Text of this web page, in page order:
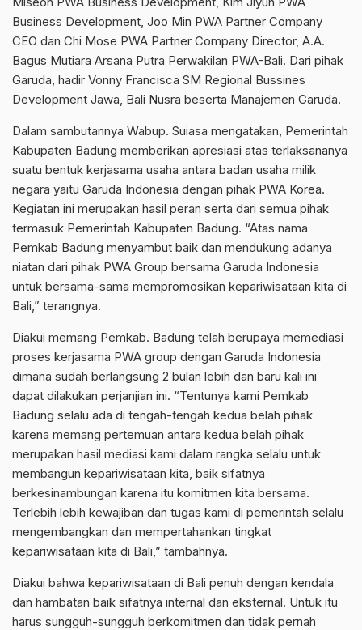
Business Development, Joo Min PWA Partner Company
CEO dan Chi Mose PWA Partner Company Director, A.A.
Bagus Mutiara Arsana Putra Perwakilan PWA-Bali. Dari pihak
Garuda, hadir Vonny Francisca SM Regional Bussines
Development Jawa, Bali Nusra beserta Manajemen Garuda.
Dalam sambutannya Wabup. Suiasa mengatakan, Pemerintah
Kabupaten Badung memberikan apresiasi atas terlaksananya
suatu bentuk kerjasama usaha antara badan usaha milik
negara yaitu Garuda Indonesia dengan pihak PWA Korea.
Kegiatan ini merupakan hasil peran serta dari semua pihak
termasuk Pemerintah Kabupaten Badung. “Atas nama
Pemkab Badung menyambut baik dan mendukung adanya
niatan dari pihak PWA Group bersama Garuda Indonesia
untuk bersama-sama mempromosikan kepariwisataan kita di
Bali,” terangnya.
Diakui memang Pemkab. Badung telah berupaya memediasi
proses kerjasama PWA group dengan Garuda Indonesia
dimana sudah berlangsung 2 bulan lebih dan baru kali ini
dapat dilakukan perjanjian ini. “Tentunya kami Pemkab
Badung selalu ada di tengah-tengah kedua belah pihak
karena memang pertemuan antara kedua belah pihak
merupakan hasil mediasi kami dalam rangka selalu untuk
membangun kepariwisataan kita, baik sifatnya
berkesinambungan karena itu komitmen kita bersama.
Terlebih lebih kewajiban dan tugas kami di pemerintah selalu
mengembangkan dan mempertahankan tingkat
kepariwisataan kita di Bali,” tambahnya.
Diakui bahwa kepariwisataan di Bali penuh dengan kendala
dan hambatan baik sifatnya internal dan eksternal. Untuk itu
harus sungguh-sungguh berkomitmen dan tidak pernah